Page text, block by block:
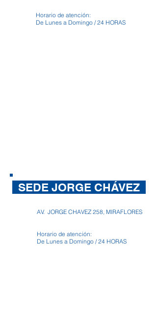
Horario de atención:
De Lunes a Domingo / 24 HORAS
SEDE JORGE CHÁVEZ
AV. JORGE CHAVEZ 258, MIRAFLORES
Horario de atención:
De Lunes a Domingo / 24 HORAS